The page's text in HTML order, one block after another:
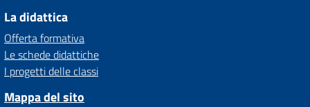
La didattica
Offerta formativa
Le schede didattiche
I progetti delle classi
Mappa del sito